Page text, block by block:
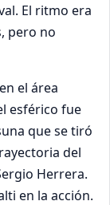
El ritmo era
pero no
el área
esférico fue
que se tiró
del
Herrera.
en la acción.